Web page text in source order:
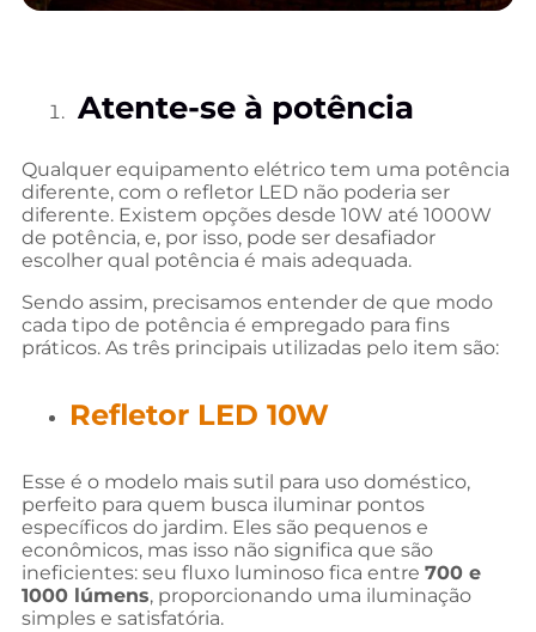
Atente-se à potência
Qualquer equipamento elétrico tem uma potência
diferente, com o refletor LED não poderia ser
diferente. Existem opções desde 10W até 1000W
de potência, e, por isso, pode ser desafiador
escolher qual potência é mais adequada.
Sendo assim, precisamos entender de que modo
cada tipo de potência é empregado para fins
práticos. As três principais utilizadas pelo item são:
Refletor LED 10W
Esse é o modelo mais sutil para uso doméstico,
perfeito para quem busca iluminar pontos
específicos do jardim. Eles são pequenos e
econômicos, mas isso não significa que são
ineficientes: seu fluxo luminoso fica entre 700 e
1000 lúmens, proporcionando uma iluminação
simples e satisfatória.